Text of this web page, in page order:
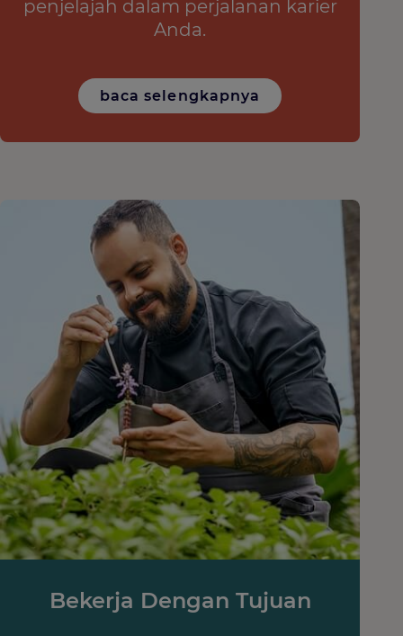
penjelajah dalam perjalanan karier
Anda.
baca selengkapnya
Bekerja Dengan Tujuan